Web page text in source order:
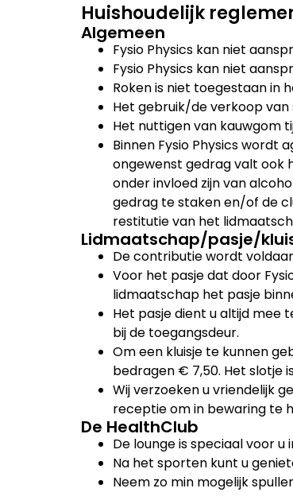
Huishoudelijk
Algemeen
Fysio Physics kan niet
Fysio Physics kan niet
Roken is niet toegestaan in
Het gebruik/de verkoop
Het nuttigen van kauwgom
Binnen Fysio Physics wordt
ongewenst gedrag valt ook
onder invloed zijn van
gedrag te staken en/of de
restitutie van het
Lidmaatschap/pasje/
De contributie wordt
Voor het pasje dat door
lidmaatschap het pasje
Het pasje dient u altijd mee
bij de toegangsdeur.
Om een kluisje te kunnen
bedragen € 7,50. Het slotje
Wij verzoeken u vriendelijk
receptie om in bewaring te
De HealthClub
De lounge is speciaal voor
Na het sporten kunt u
Neem zo min mogelijk